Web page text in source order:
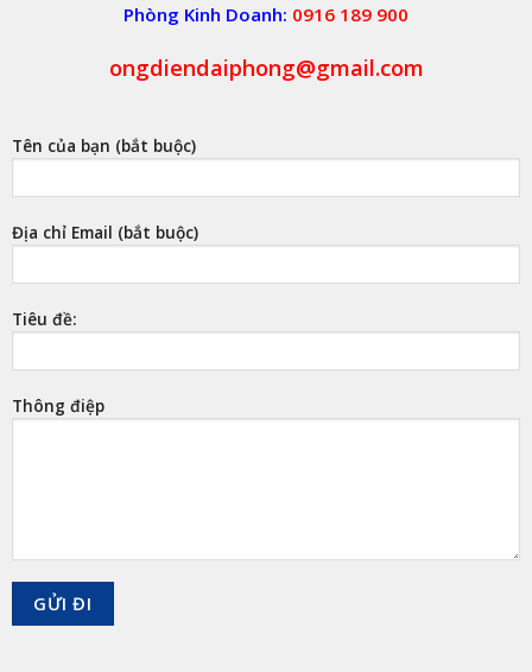
Phòng Kinh Doanh: 0916 189 900
ongdiendaiphong@gmail.com
Tên của bạn (bắt buộc)
Địa chỉ Email (bắt buộc)
Tiêu đề:
Thông điệp